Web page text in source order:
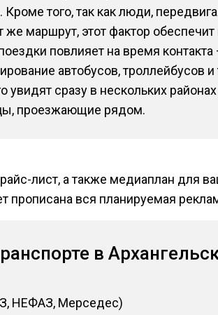
того, так как люди,
же маршрут, этот фактор
повлияет на время
автобусов, троллейбусов
сразу в нескольких
проезжающие рядом.
лист, а также медиаплан для
прописана вся планируемая
в
НЕФАЗ, Мерседес)